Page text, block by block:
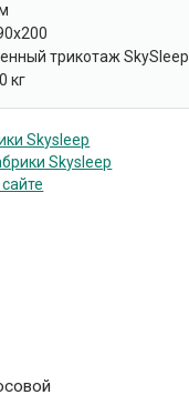
трикотаж SkySleep
кг
Skysleep
Skysleep